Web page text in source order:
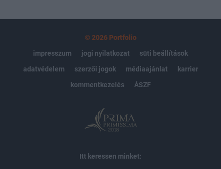
© 2026 Portfolio
impresszum
jogi nyilatkozat
süti beállítások
adatvédelem
szerzői jogok médiaajánlat
karrier
kommentkezelés
ÁSZF
Itt keressen minket: